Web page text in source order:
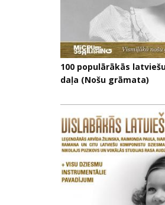
100 populārākās
daļa (Nošu grāmata)